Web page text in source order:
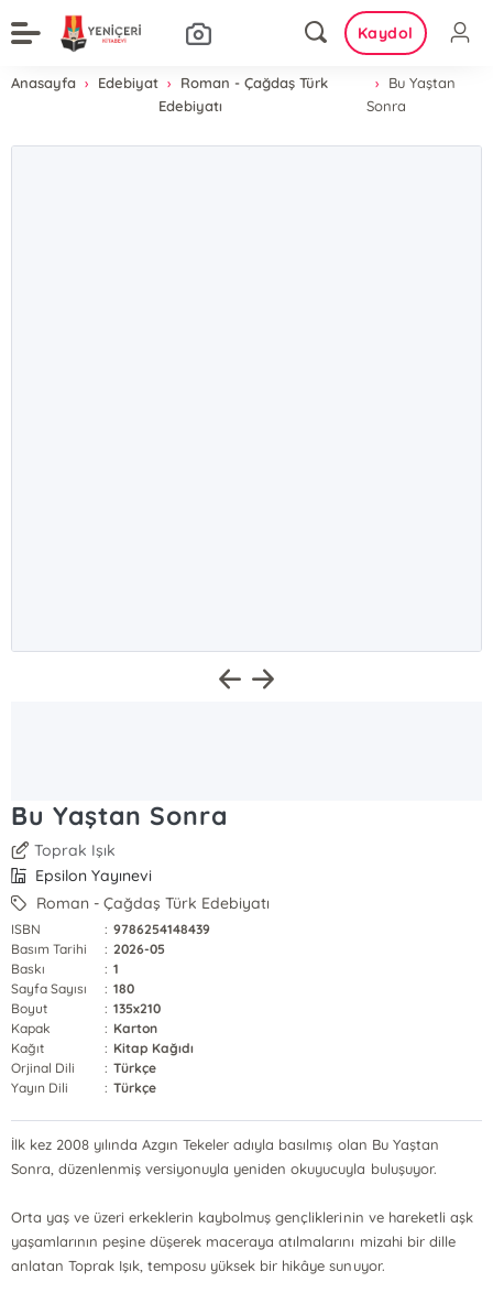
Kaydol
Anasayfa Edebiyat
Roman - Çağdaş Türk
Edebiyatı
Bu Yaştan
Sonra
Bu Yaştan Sonra
Toprak Işık
Epsilon Yayınevi
Roman - Çağdaş Türk Edebiyatı
ISBN : 9786254148439
Basım Tarihi
: 2026-05
Baskı
: 1
Sayfa Sayısı
: 180
Boyut
: 135x210
Kapak
: Karton
Kağıt
: Kitap Kağıdı
Orjinal Dili
: Türkçe
Yayın Dili
: Türkçe
İlk kez 2008 yılında Azgın Tekeler adıyla basılmış olan Bu Yaştan
Sonra, düzenlenmiş versiyonuyla yeniden okuyucuyla buluşuyor.
Orta yaş ve üzeri erkeklerin kaybolmuş gençliklerinin ve hareketli aşk
yaşamlarının peşine düşerek maceraya atılmalarını mizahi bir dille
anlatan Toprak Işık, temposu yüksek bir hikâye sunuyor.